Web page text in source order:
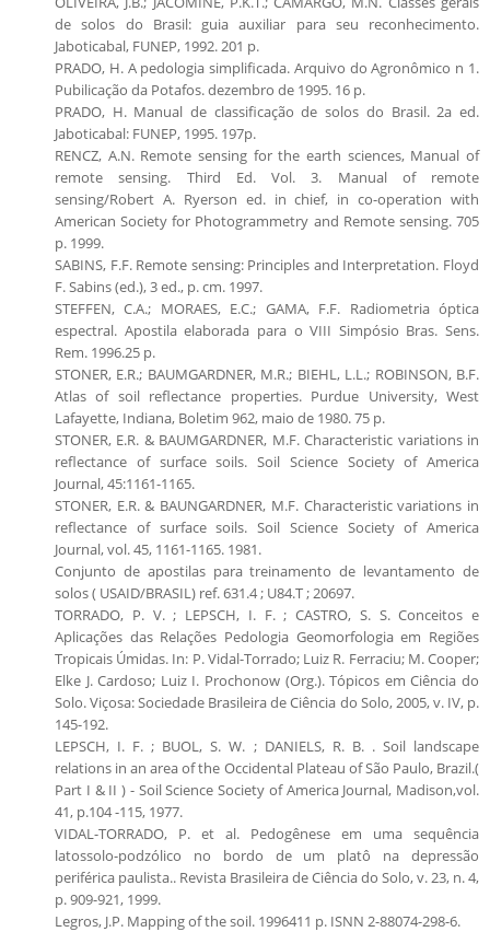
de solos do Brasil: guia auxiliar para seu reconhecimento.
Jaboticabal, FUNEP, 1992. 201 p.
PRADO, H. A pedologia simplificada. Arquivo do Agronômico n 1.
Pubilicação da Potafos. dezembro de 1995. 16 p.
PRADO, H. Manual de classificação de solos do Brasil. 2a ed.
Jaboticabal: FUNEP, 1995. 197p.
RENCZ, A.N. Remote sensing for the earth sciences, Manual of
remote sensing. Third Ed. Vol. 3. Manual of remote
sensing/Robert A. Ryerson ed. in chief, in co-operation with
American Society for Photogrammetry and Remote sensing. 705
p. 1999.
SABINS, F.F. Remote sensing: Principles and Interpretation. Floyd
F. Sabins (ed.), 3 ed., p. cm. 1997.
STEFFEN, C.A.; MORAES, E.C.; GAMA, F.F. Radiometria óptica
espectral. Apostila elaborada para o VIII Simpósio Bras. Sens.
Rem. 1996.25 p.
STONER, E.R.; BAUMGARDNER, M.R.; BIEHL, L.L.; ROBINSON, B.F.
Atlas of soil reflectance properties. Purdue University, West
Lafayette, Indiana, Boletim 962, maio de 1980. 75 p.
STONER, E.R. & BAUMGARDNER, M.F. Characteristic variations in
reflectance of surface soils. Soil Science Society of America
Journal, 45:1161-1165.
STONER, E.R. & BAUNGARDNER, M.F. Characteristic variations in
reflectance of surface soils. Soil Science Society of America
Journal, vol. 45, 1161-1165. 1981.
Conjunto de apostilas para treinamento de levantamento de
solos ( USAID/BRASIL) ref. 631.4 ; U84.T ; 20697.
TORRADO, P. V. ; LEPSCH, I. F. ; CASTRO, S. S. Conceitos e
Aplicações das Relações Pedologia Geomorfologia em Regiões
Tropicais Úmidas. In: P. Vidal-Torrado; Luiz R. Ferraciu; M. Cooper;
Elke J. Cardoso; Luiz I. Prochonow (Org.). Tópicos em Ciência do
Solo. Viçosa: Sociedade Brasileira de Ciência do Solo, 2005, v. IV, p.
145-192.
LEPSCH, I. F. ; BUOL, S. W. ; DANIELS, R. B. . Soil landscape
relations in an area of the Occidental Plateau of São Paulo, Brazil.(
Part I & II ) - Soil Science Society of America Journal, Madison,vol.
41, p.104 -115, 1977.
VIDAL-TORRADO, P. et al. Pedogênese em uma sequência
latossolo-podzólico no bordo de um platô na depressão
periférica paulista.. Revista Brasileira de Ciência do Solo, v. 23, n. 4,
p. 909-921, 1999.
Legros, J.P. Mapping of the soil. 1996411 p. ISNN 2-88074-298-6.